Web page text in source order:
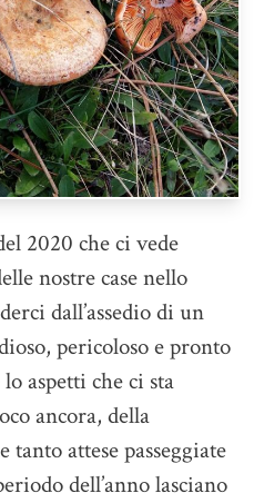
2020 che ci vede
nostre case nello
dall’assedio di un
pericoloso e pronto
aspetti che ci sta
ancora, della
attese passeggiate
dell’anno lasciano